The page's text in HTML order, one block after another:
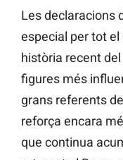
Les declaracions
especial per tot
història recent
figures més
grans referents
reforça encara
que continua